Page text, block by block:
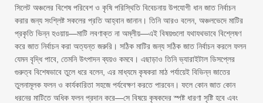
সিলেট অঞ্চলের বিশেষ পরিবেশ ও কৃষি পরিস্থিতি বিবেচনায় উপযোগী ধান জাত নির্বাচন
করার জন্য সংশ্লিষ্ট সকলের প্রতি আহ্বান জানান। তিনি আরও বলেন, অঞ্চলভেদে মাটির
প্রকৃতি ভিন্ন হওয়ায়—মাটি লবণাক্ত না অম্লীয়—এই বিষয়গুলো যথাযথভাবে বিশ্লেষণ
করে জাত নির্বাচন করা অত্যন্ত জরুরি। সঠিক মাটির জন্য সঠিক জাত নির্বাচন করলে ফলন
যেমন বৃদ্ধি পাবে, তেমনি উৎপাদন ব্যয়ও কমবে। এছাড়াও তিনি ভ্যারাইটাল ডিসপ্লের
গুরুত্ব বিশেষভাবে তুলে ধরে বলেন, এর মাধ্যমে কৃষকরা মাঠ পর্যায়েই বিভিন্ন জাতের
তুলনামূলক ফলন ও কার্যকারিতা সহজে পর্যবেক্ষণ করতে পারবেন। ফলে কোন জাত কোন
ধরনের মাটিতে অধিক ফলন প্রদান করে—সে বিষয়ে কৃষকদের স্পষ্ট ধারণা সৃষ্টি হবে এবং